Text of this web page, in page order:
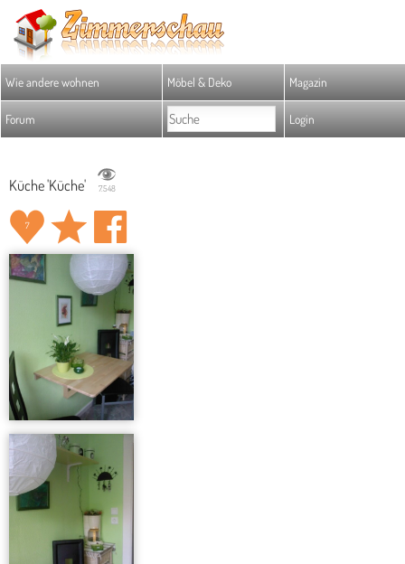
Wie andere wohnen Möbel & Deko Magazin
Forum Login
Küche 'Küche' 7.548
7